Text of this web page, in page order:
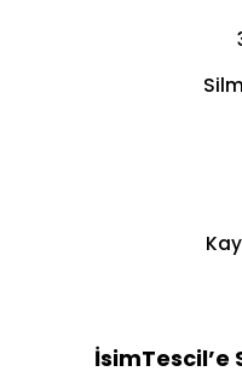
İsimTescil’e